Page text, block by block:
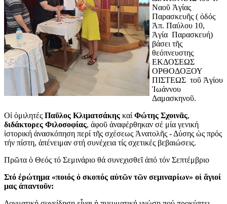
Ναοῦ Ἁγίας
Παρασκευῆς ( ὁδός
Ἀπ. Παύλου 10,
Ἁγία Παρασκευή)
βάσει τῆς
θεόπνευστης
ΕΚΔΟΣΕΩΣ
ΟΡΘΟΔΟΞΟΥ
ΠΙΣΤΕΩΣ τοῦ Ἁγίου
Ἰωάννου
Δαμασκηνοῦ.
Οἱ ὁμιλητές Παῦλος Κλιματσάκης καί Φώτης Σχοινᾶς,
διδάκτορες Φιλοσοφίας, ἀφοῦ ἀναφέρθηκαν σέ μία γενική
ἱστορική ἀνασκόπηση περί τῆς σχέσεως Ἀνατολῆς - Δύσης ὡς πρός
τήν πίστη, ἀπένειμαν στή συνέχεια τίς σχετικές βεβαιώσεις.
Πρῶτα ὁ Θεός τό Σεμινάριο θά συνεχισθεῖ ἀπό τόν Σεπτέμβριο
Στό έρώτημα «ποιός ὁ σκοπός αὐτῶν τῶν σεμιναρίων» οἱ ἅγιοί
μας ἀπαντοῦν: